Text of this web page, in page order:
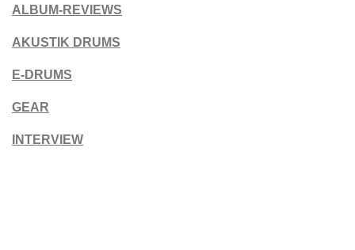
ALBUM-REVIEWS
AKUSTIK DRUMS
E-DRUMS
GEAR
INTERVIEW